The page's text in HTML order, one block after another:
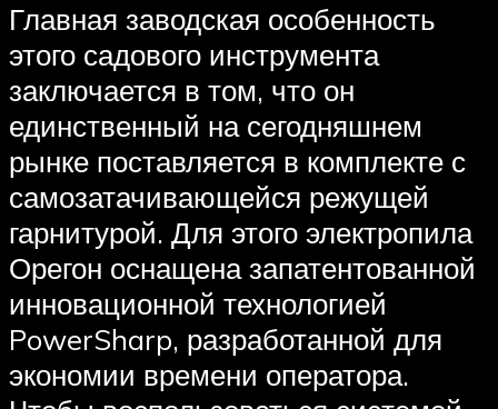
Главная заводская особенность
этого садового инструмента
заключается в том, что он
единственный на сегодняшнем
рынке поставляется в комплекте с
самозатачивающейся режущей
гарнитурой. Для этого электропила
Орегон оснащена запатентованной
инновационной технологией
PowerSharp, разработанной для
экономии времени оператора.